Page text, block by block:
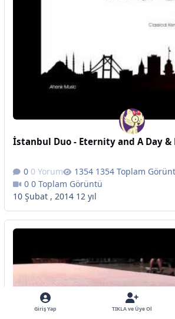
İstanbul Duo - Eternity and A Day &
0 Yorum
1354 Toplam
0 Toplam Görüntü
10 Şubat , 2014 12 yıl
Giriş Yap TIKLA ve Üye Ol